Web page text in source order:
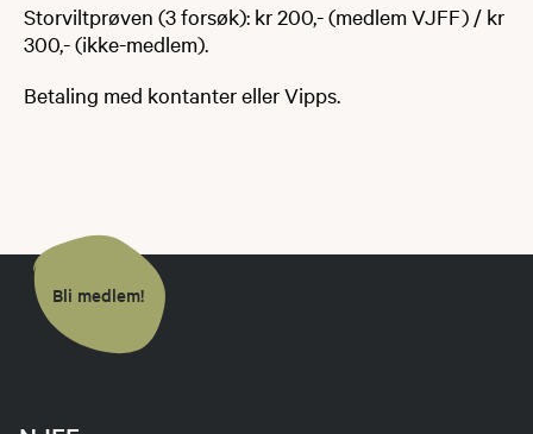
Storviltprøven (3 forsøk): kr 200,- (medlem VJFF) / kr
300,- (ikke-medlem).
Betaling med kontanter eller Vipps.
Bli medlem!